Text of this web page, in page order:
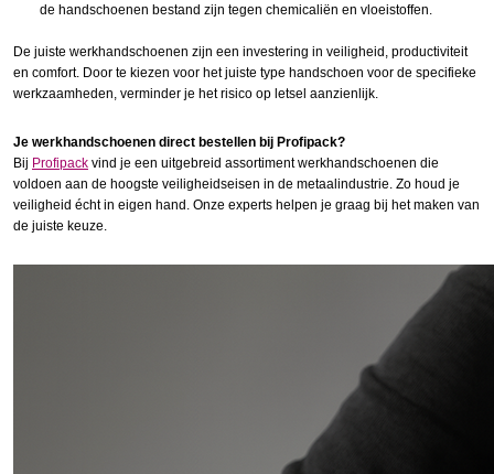
de handschoenen bestand zijn tegen chemicaliën en vloeistoffen.
De juiste werkhandschoenen zijn een investering in veiligheid, productiviteit
en comfort. Door te kiezen voor het juiste type handschoen voor de specifieke
werkzaamheden, verminder je het risico op letsel aanzienlijk.
Je werkhandschoenen direct bestellen bij Profipack?
Bij Profipack vind je een uitgebreid assortiment werkhandschoenen die
voldoen aan de hoogste veiligheidseisen in de metaalindustrie. Zo houd je
veiligheid écht in eigen hand. Onze experts helpen je graag bij het maken van
de juiste keuze.